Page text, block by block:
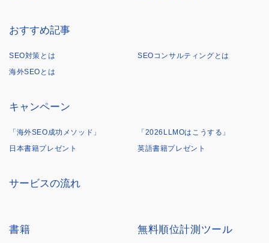
おすすめ記事
SEO対策とは
SEOコンサルティングとは
海外SEOとは
キャンペーン
「海外SEO成功メソッド」
「2026LLMOはこうする」
日本書籍プレゼント
英語書籍プレゼント
サービスの流れ
書籍 無料順位計測ツール